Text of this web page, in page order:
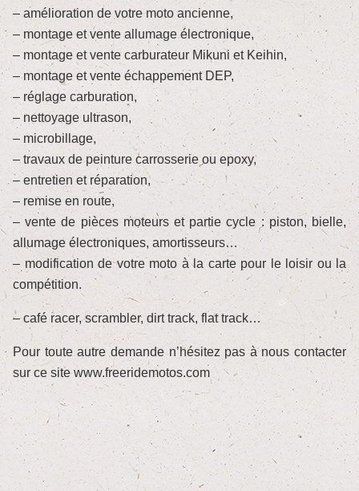
– amélioration de votre moto ancienne,
– montage et vente allumage électronique,
– montage et vente carburateur Mikuni et Keihin,
– montage et vente échappement DEP,
– réglage carburation,
– nettoyage ultrason,
– microbillage,
– travaux de peinture carrosserie ou epoxy,
– entretien et réparation,
– remise en route,
– vente de pièces moteurs et partie cycle : piston, bielle,
allumage électroniques, amortisseurs…
– modification de votre moto à la carte pour le loisir ou la
compétition.
– café racer, scrambler, dirt track, flat track…
Pour toute autre demande n’hésitez pas à nous contacter
sur ce site www.freeridemotos.com